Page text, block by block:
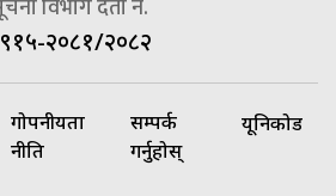
विभाग दर्ता नं.
२०८१/२०८२
गोपनीयता
नीति
सम्पर्क
गर्नुहोस्
यूनिकोड